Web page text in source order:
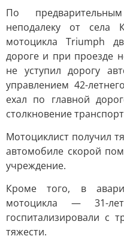
По
неподалеку от села
мотоцикла Triumph
дороге и при проезде
не уступил дорогу
управлением 42-
ехал по главной
столкновение
Мотоциклист получил
автомобиле скорой
учреждение.
Кроме того, в
мотоцикла — 31-
госпитализировали с
тяжести.